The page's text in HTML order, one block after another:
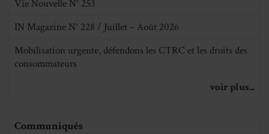
Vie Nouvelle N° 253
IN Magazine N° 228 / Juillet – Août 2026
Mobilisation urgente, défendons les CTRC et les droits des
consommateurs
voir plus...
Communiqués